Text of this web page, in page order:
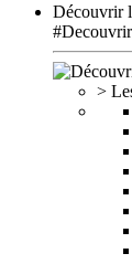
Découvrir
>